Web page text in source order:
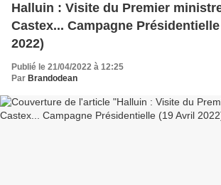
Halluin : Visite du Premier
Castex... Campagne Présidentielle
2022)
Publié le 21/04/2022 à 12:25
Par Brandodean